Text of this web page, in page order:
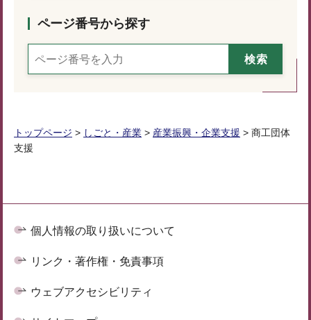
ページ番号から探す
トップページ > しごと・産業 > 産業振興・企業支援 > 商工団体
支援
個人情報の取り扱いについて
リンク・著作権・免責事項
ウェブアクセシビリティ